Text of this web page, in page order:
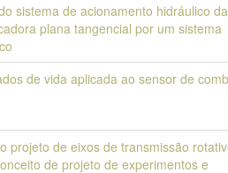
sistema de acionamento hidráulico
plana tangencial por um sistema
de vida aplicada ao sensor de
projeto de eixos de transmissão
de projeto de experimentos e